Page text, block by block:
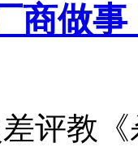
商做
评教